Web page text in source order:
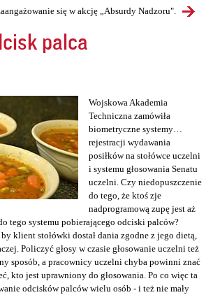
się w akcję „Absurdy Nadzoru".
palca
Wojskowa Akademia
Techniczna zamówiła
biometryczne systemy…
rejestracji wydawania
posiłków na stołówce uczelni
i systemu głosowania Senatu
uczelni. Czy niedopuszczenie
do tego, że ktoś zje
nadprogramową zupę jest aż
tego systemu pobierającego odciski palców?
klient stołówki dostał dania zgodne z jego dietą,
Policzyć głosy w czasie głosowanie uczelni też
sposób, a pracownicy uczelni chyba powinni znać
kto jest uprawniony do głosowania. Po co więc ta
odcisków palców wielu osób - i też nie mały